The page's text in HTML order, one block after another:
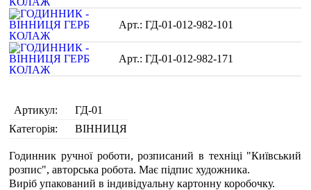
ГД-01-012-982-101
ГД-01-012-982-171
Артикул:
ГД-01
Категорія:
ВІННИЦЯ
Годинник ручної роботи, розписаний в техніці "Київський
розпис", авторська робота. Має підпис художника.
Виріб упакований в індивідуальну картонну коробочку.